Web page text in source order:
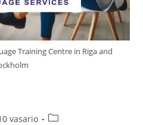
Training Centre in Riga and
vasario
Post